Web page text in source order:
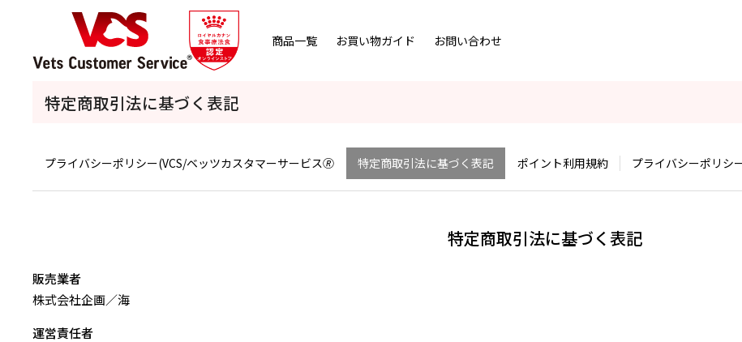
商品一覧 お買い物ガイド お問い合わせ
特定商取引法に基づく表記
プライバシーポリシー(VCS/ベッツカスタマーサービス🄬 特定商取引法に基づく表記 ポイント利用規約 プライバシーポリシ
特定商取引法に基づく表記
販売業者
株式会社企画／海
運営責任者